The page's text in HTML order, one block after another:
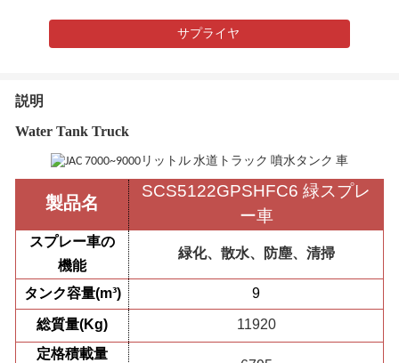
サプライヤ
説明
Water Tank Truck
製品名
SCS5122GPSHFC6 緑スプレ
ー車
スプレー車の
機能
緑化、散水、防塵、清掃
タンク容量(m³) 9
総質量(Kg)
11920
定格積載量